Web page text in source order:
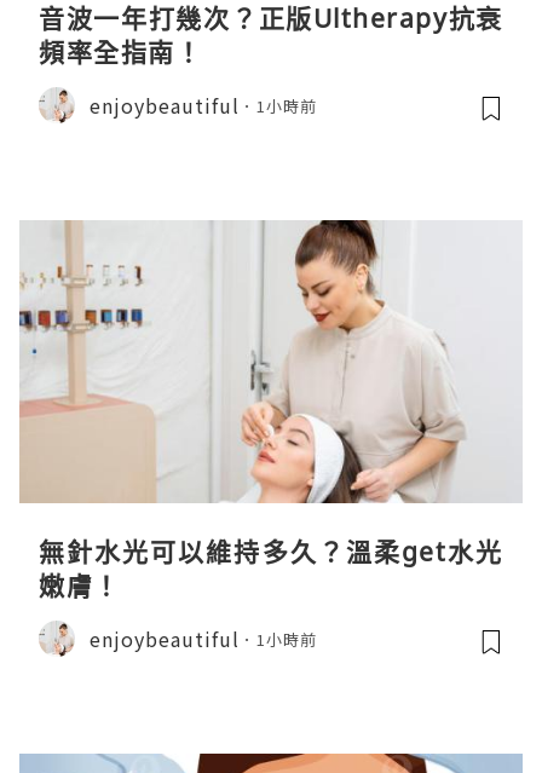
音波一年打幾次？正版Ultherapy抗衰
頻率全指南！
enjoybeautiful 1小時前
無針水光可以維持多久？溫柔get水光
嫩膚！
enjoybeautiful 1小時前